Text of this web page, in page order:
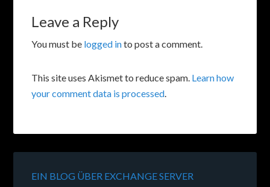
Leave a Reply
You must be logged into post a comment.
This site uses Akismet to reduce spam. Learn how
your comment data is processed.
EIN BLOG ÜBER EXCHANGE SERVER